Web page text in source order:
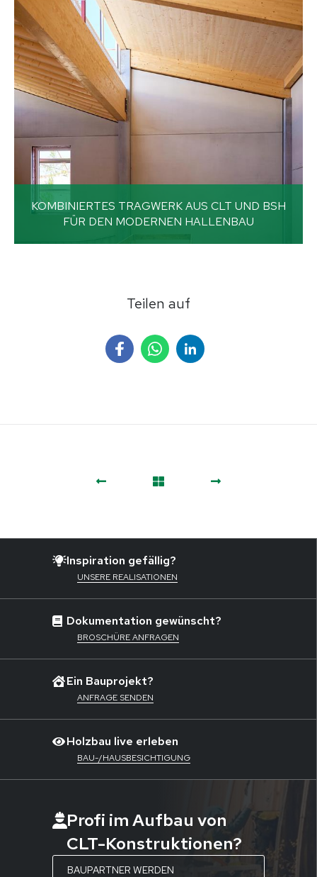
KOMBINIERTES TRAGWERK AUS CLT UND BSH
FÜR DEN MODERNEN HALLENBAU
Teilen auf
Inspiration gefällig?
UNSERE REALISATIONEN
Dokumentation gewünscht?
BROSCHÜRE ANFRAGEN
Ein Bauprojekt?
ANFRAGE SENDEN
Holzbau live erleben
BAU-/HAUSBESICHTIGUNG
Profi im Aufbau von
CLT-Konstruktionen?
BAUPARTNER WERDEN